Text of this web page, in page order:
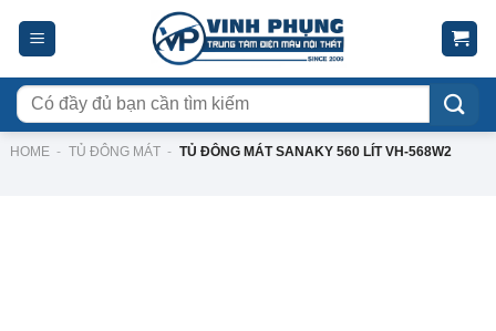
Tìm
kiếm:
HOME - TỦ ĐÔNG MÁT - TỦ ĐÔNG MÁT SANAKY 560 LÍT VH-568W2